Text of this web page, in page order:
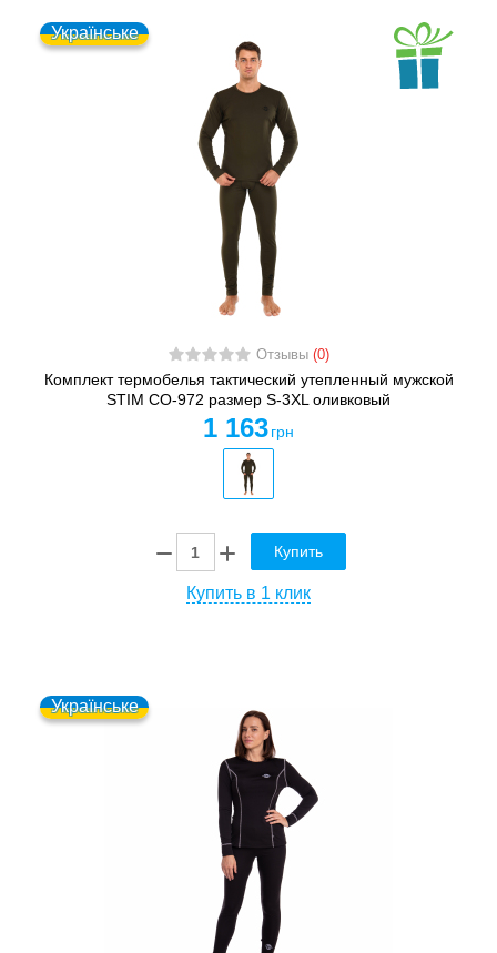
Українське
Отзывы (0)
Комплект термобелья тактический утепленный мужской
STIM CO-972 размер S-3XL оливковый
1 163 грн
Купить
Купить в 1 клик
Українське